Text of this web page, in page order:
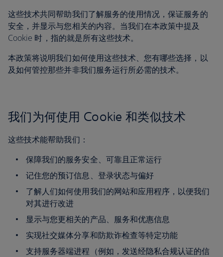
这些技术共同帮助我们了解服务的使用情况，保证服务的
安全，并显示与您相关的内容。当我们在本政策中提及
Cookie 时，指的就是所有这些技术。
本政策将说明我们如何使用这些技术、您有哪些选择，以
及如何管控那些并非我们服务运行所必需的技术。
我们为何使用 Cookie 和类似技术
这些技术能帮助我们：
保障我们的服务安全、可靠且正常运行
记住您的预订信息、登录状态与偏好
了解人们如何使用我们的网站和应用程序，以便我们
对其进行改进
显示与您更相关的产品、服务和优惠信息
实现社交媒体分享和防欺诈检查等特定功能
支持服务器端进程（例如，发送经隐私合规认证的信